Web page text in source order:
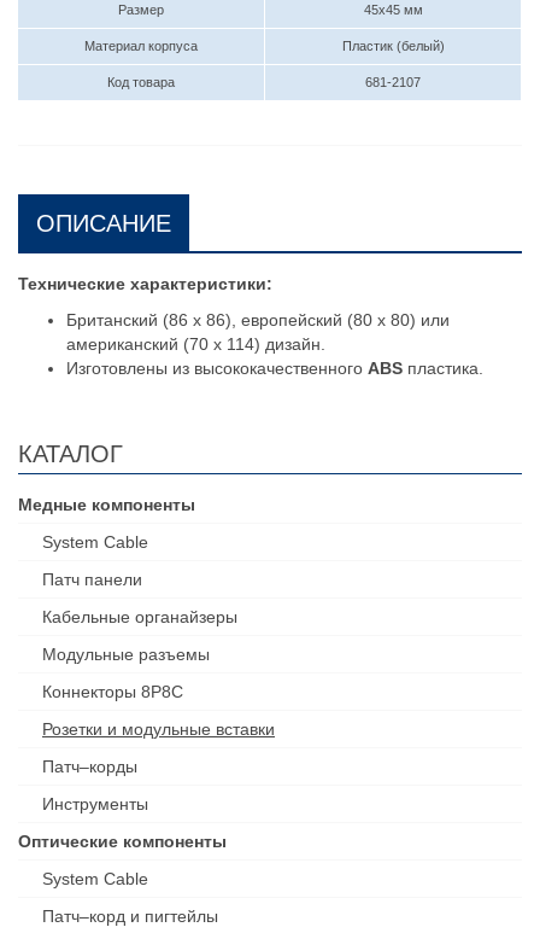
Размер 45х45 мм
Материал корпуса Пластик (белый)
Код товара 681-2107
ОПИСАНИЕ
Технические характеристики:
Британский (86 x 86), европейский (80 x 80) или
американский (70 x 114) дизайн.
Изготовлены из высококачественного ABS пластика.
КАТАЛОГ
Медные компоненты
System Cable
Патч панели
Кабельные органайзеры
Модульные разъемы
Коннекторы 8P8C
Розетки и модульные вставки
Патч–корды
Инструменты
Оптические компоненты
System Cable
Патч–корд и пигтейлы